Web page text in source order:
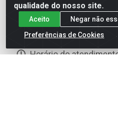
qualidade do nosso site.
Aceito
Negar não
Preferências de Cookies
(81) 3229-5577 (SAC)
(81) 3229-5566
Horário do